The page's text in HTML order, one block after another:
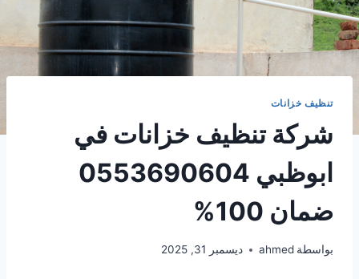
تنظيف خزانات
شركة تنظيف خزانات في
ابوظبي 0553690604
ضمان 100%
بواسطة ahmed ديسمبر 31, 2025